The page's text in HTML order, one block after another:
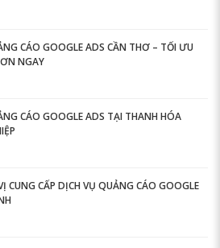
CÁO GOOGLE ADS CẦN THƠ – TỐI ƯU
NGAY
CÁO GOOGLE ADS TẠI THANH HÓA
CUNG CẤP DỊCH VỤ QUẢNG CÁO GOOGLE